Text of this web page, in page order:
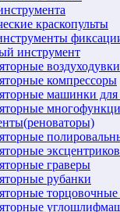
краскопульты
инструмент
воздуходувки
компрессоры
машинки для
граверы
рубанки